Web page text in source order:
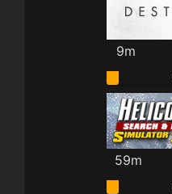
9m
59m